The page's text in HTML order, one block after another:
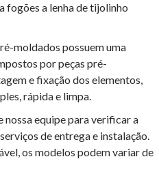
fogões a lenha de tijolinho
moldados possuem uma
por peças pré-
e fixação dos elementos,
rápida e limpa.
equipe para verificar a
de entrega e instalação.
os modelos podem variar de